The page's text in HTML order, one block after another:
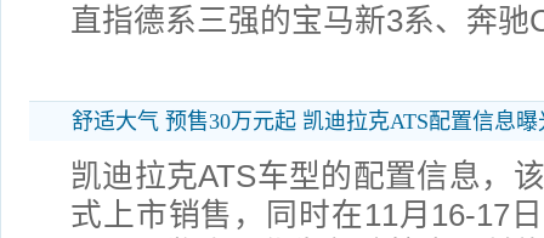
直指德系三强的宝马新3系、奔驰
舒适大气 预售30万元起 凯迪拉克ATS配置信息曝
凯迪拉克ATS车型的配置信息，
式上市销售，同时在11月16-17